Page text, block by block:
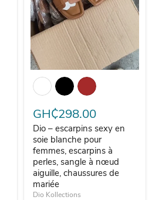
Dio – escarpins sexy en soie
GH₵298.00
Dio – escarpins sexy en
soie blanche pour
femmes, escarpins à
perles, sangle à nœud
aiguille, chaussures de
mariée
Dio Kollections